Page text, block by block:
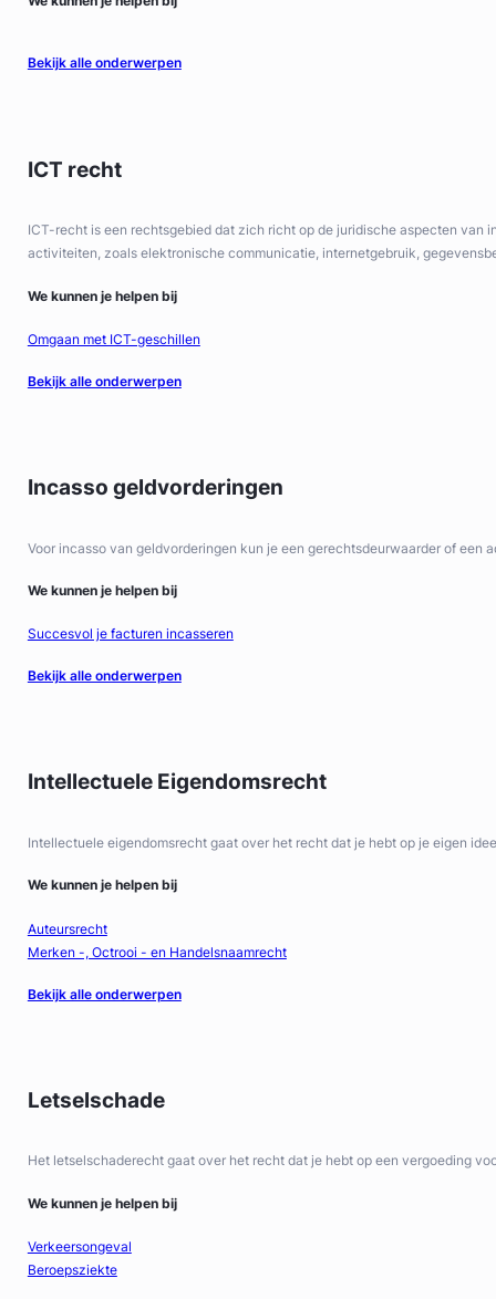
Bekijk alle onderwerpen
ICT recht
ICT-recht is een rechtsgebied dat zich richt op de juridische aspecten
activiteiten, zoals elektronische communicatie, internetgebruik,
We kunnen je helpen bij
Omgaan met ICT-geschillen
Bekijk alle onderwerpen
Incasso geldvorderingen
Voor incasso van geldvorderingen kun je een gerechtsdeurwaarder of een
We kunnen je helpen bij
Succesvol je facturen incasseren
Bekijk alle onderwerpen
Intellectuele Eigendomsrecht
Intellectuele eigendomsrecht gaat over het recht dat je hebt op je eigen
We kunnen je helpen bij
Auteursrecht
Merken -, Octrooi - en Handelsnaamrecht
Bekijk alle onderwerpen
Letselschade
Het letselschaderecht gaat over het recht dat je hebt op een vergoeding
We kunnen je helpen bij
Verkeersongeval
Beroepsziekte